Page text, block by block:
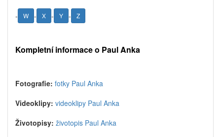
- W - X - Y - Z
Kompletní informace o Paul Anka
Fotografie: fotky Paul Anka
Videoklipy: videoklipy Paul Anka
Životopisy: životopis Paul Anka